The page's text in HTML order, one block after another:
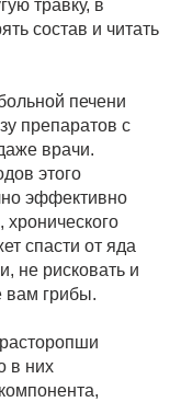
травку, в
состав и читать
печени
препаратов с
врачи.
этого
эффективно
хронического
спасти от яда
не рисковать и
вам грибы.
в них